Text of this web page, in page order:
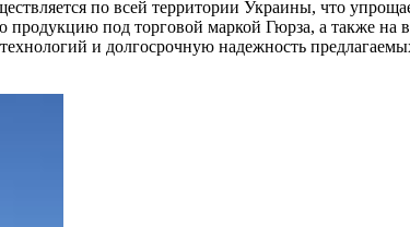
по всей территории Украины, что
продукцию под торговой маркой Гюрза, а также
и долгосрочную надежность